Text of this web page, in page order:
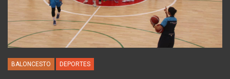
BALONCESTO DEPORTES